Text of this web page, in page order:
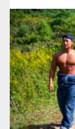
Category:キウ
AKIHITO(細マ
ダウン